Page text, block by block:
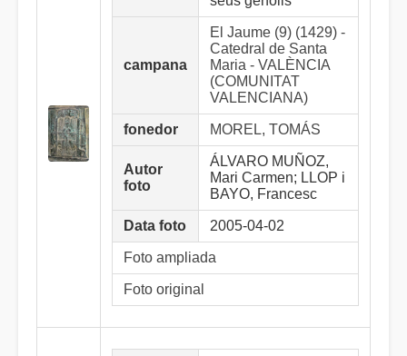
campana
El Jaume (9) (1429) -
Catedral de Santa
Maria - VALÈNCIA
(COMUNITAT
VALENCIANA)
fonedor MOREL, TOMÁS
Autor
foto
ÁLVARO MUÑOZ,
Mari Carmen; LLOP i
BAYO, Francesc
Data foto 2005-04-02
Foto ampliada
Foto original